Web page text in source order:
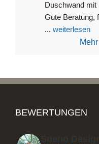
Duschwand mit
... weiterlesen
BEWERTUNGEN